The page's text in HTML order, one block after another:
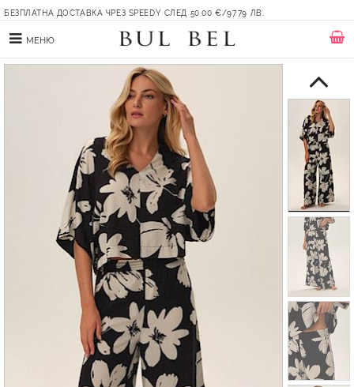
БЕЗПЛАТНА ДОСТАВКА ЧРЕЗ SPEEDY СЛЕД 50.00 €/97.79 ЛВ.
МЕНЮ